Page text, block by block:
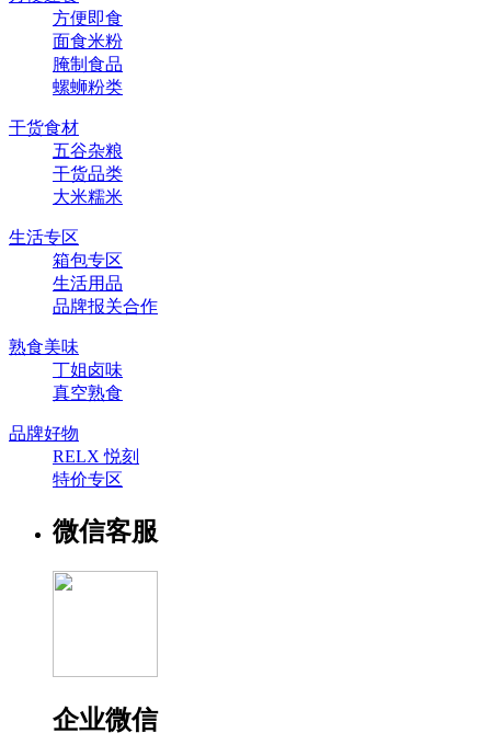
方便即食
面食米粉
腌制食品
螺蛳粉类
干货食材
五谷杂粮
干货品类
大米糯米
生活专区
箱包专区
生活用品
品牌报关合作
熟食美味
丁姐卤味
真空熟食
品牌好物
RELX 悦刻
特价专区
微信客服
企业微信